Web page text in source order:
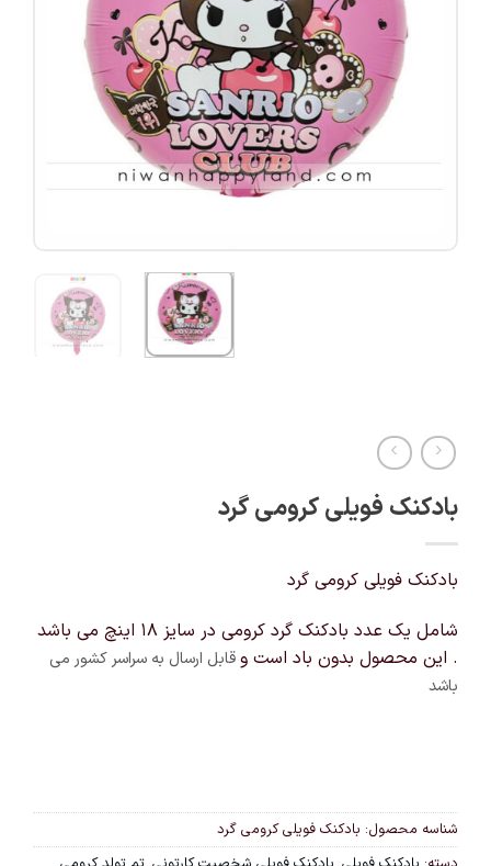
بادکنک فویلی کرومی گرد
بادکنک فویلی کرومی گرد
شامل یک عدد بادکنک گرد کرومی در سایز 18 اینچ می باشد
. این محصول بدون باد است وقابل ارسال به سراسر کشور می
باشد
شناسه محصول: بادکنک فویلی کرومی گرد